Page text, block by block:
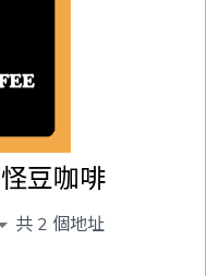
怪豆咖啡
共 2 個地址